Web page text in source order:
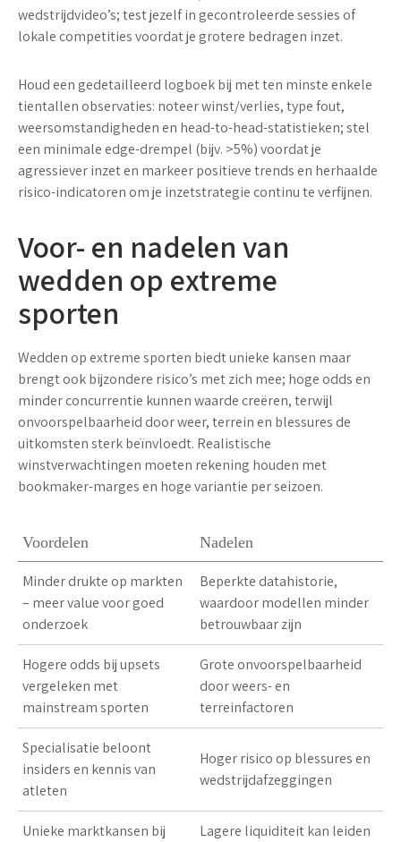
wedstrijdvideo’s; test jezelf in gecontroleerde sessies of
lokale competities voordat je grotere bedragen inzet.
Houd een gedetailleerd logboek bij met ten minste enkele
tientallen observaties: noteer winst/verlies, type fout,
weersomstandigheden en head-to-head-statistieken; stel
een minimale edge-drempel (bijv. >5%) voordat je
agressiever inzet en markeerpositieve trends en herhaalde
risico-indicatoren om je inzetstrategie continu te verfijnen.
Voor- en nadelen van
wedden op extreme
sporten
Wedden op extreme sporten biedt unieke kansen maar
brengt ook bijzondere risico’s met zich mee; hoge odds en
minder concurrentie kunnen waarde creëren, terwijl
onvoorspelbaarheid door weer, terrein en blessures de
uitkomsten sterk beïnvloedt. Realistische
winstverwachtingen moeten rekening houden met
bookmaker-marges en hoge variantie per seizoen.
Voordelen Nadelen
Minder drukte op markten
– meer valuevoor goed
onderzoek
Beperkte datahistorie,
waardoor modellen minder
betrouwbaar zijn
Hogere odds bij upsets
vergeleken met
mainstream sporten
Grote onvoorspelbaarheid
door weers- en
terreinfactoren
Specialisatie beloont
insiders en kennis van
atleten
Hoger risico op blessures en
wedstrijdafzeggingen
Unieke marktkansen bij
Lagere liquiditeit kan leiden